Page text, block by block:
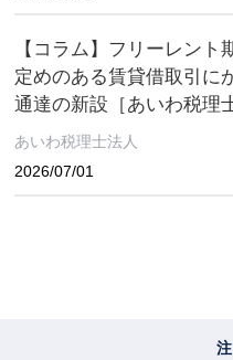
【コラム】フリーレント
定めのある賃貸借取引に
通達の新設［あいわ税理
コラム］
あいわ税理士法人
2026/07/01